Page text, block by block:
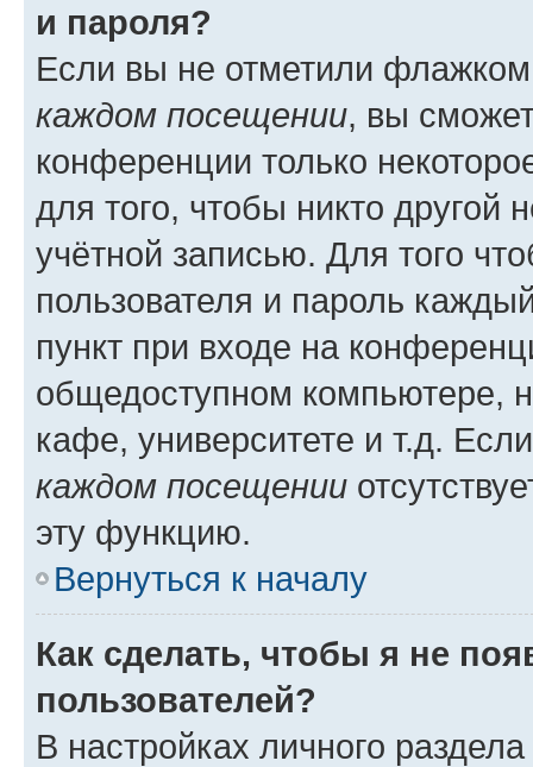
и пароля?
Если вы не отметили
каждом посещении, вы
конференции только
для того, чтобы никто другой
учётной записью. Для того
пользователя и пароль
пункт при входе на
общедоступном компьютере,
кафе, университете и т.д.
каждом посещении
эту функцию.
Вернуться к началу
Как сделать, чтобы я не
пользователей?
В настройках личного